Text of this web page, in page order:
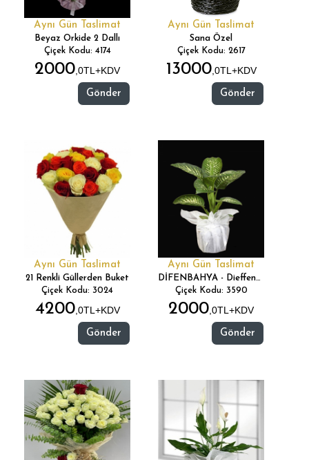
Aynı Gün Taslimat
Beyaz Orkide 2 Dallı
Çiçek Kodu: 4174
2000,0TL+KDV
Gönder
Aynı Gün Taslimat
Sana Özel
Çiçek Kodu: 2617
13000,0TL+KDV
Gönder
Aynı Gün Taslimat
21 Renkli Güllerden Buket
Çiçek Kodu: 3024
4200,0TL+KDV
Gönder
Aynı Gün Taslimat
DİFENBAHYA - Dieffenbachia
Çiçek Kodu: 3590
2000,0TL+KDV
Gönder